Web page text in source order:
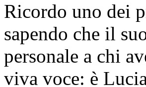
Ricordo uno dei
sapendo che il
personale a chi
viva voce: è